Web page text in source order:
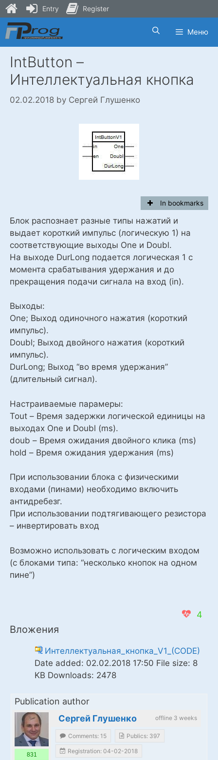
Skip
to
content
Меню
IntButton –
Интеллектуальная кнопка
02.02.2018 by Сергей Глушенко
In bookmarks
Блок распознает разные типы нажатий и
выдает короткий импульс (логическую 1) на
соответствующие выходы One и Doubl.
На выходе DurLong подается логическая 1 с
момента срабатывания удержания и до
прекращения подачи сигнала на вход (in).
Выходы:
One; Выход одиночного нажатия (короткий
импульс).
Doubl; Выход двойного нажатия (короткий
импульс).
DurLong; Выход “во время удержания”
(длительный сигнал).
Настраиваемые парамеры:
Tout – Время задержки логической единицы на
выходах One и Doubl (ms).
doub – Время ожидания двойного клика (ms)
hold – Время ожидания удержания (ms)
При использовании блока с физическими
входами (пинами) необходимо включить
антидребезг.
При использовании подтягивающего резистора
– инвертировать вход
Возможно использовать с логическим входом
(с блоками типа: “несколько кнопок на одном
пине”)
4
Вложения
Интеллектуальная_кнопка_V1_(CODE)
Date added: 02.02.2018 17:50 File size: 8
KB Downloads: 2478
Publication author
offline 3 weeks
Сергей Глушенко
831
Comments: 15 Publics: 397
Registration: 04-02-2018
Entry Register